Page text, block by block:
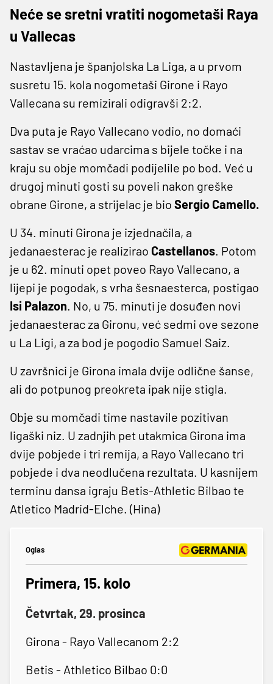
Neće se sretni vratiti nogometaši Raya
u Vallecas
Nastavljena je španjolska La Liga, a u prvom
susretu 15. kola nogometaši Girone i Rayo
Vallecana su remizirali odigravši 2:2.
Dva puta je Rayo Vallecano vodio, no domaći
sastav se vraćao udarcima s bijele točke i na
kraju su obje momčadi podijelile po bod. Već u
drugoj minuti gosti su poveli nakon greške
obrane Girone, a strijelac je bio Sergio Camello.
U 34. minuti Girona je izjednačila, a
jedanaesterac je realizirao Castellanos. Potom
je u 62. minuti opet poveo Rayo Vallecano, a
lijepi je pogodak, s vrha šesnaesterca, postigao
Isi Palazon. No, u 75. minuti je dosuđen novi
jedanaesterac za Gironu, već sedmi ove sezone
u La Ligi, a za bod je pogodio Samuel Saiz.
U završnici je Girona imala dvije odlične šanse,
ali do potpunog preokreta ipak nije stigla.
Obje su momčadi time nastavile pozitivan
ligaški niz. U zadnjih pet utakmica Girona ima
dvije pobjede i tri remija, a Rayo Vallecano tri
pobjede i dva neodlučena rezultata. U kasnijem
terminu dansa igraju Betis-Athletic Bilbao te
Atletico Madrid-Elche. (Hina)
Oglas
Primera, 15. kolo
Četvrtak, 29. prosinca
Girona - Rayo Vallecanom 2:2
Betis - Athletico Bilbao 0:0